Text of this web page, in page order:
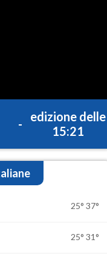
-
edizione delle
15:21
25° 37°
25° 31°